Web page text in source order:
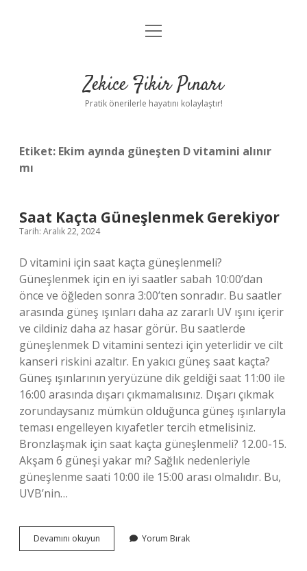
Anasayfa
Yasal Uyarı
menüyü
Zekice Fikir Pınarı
Pratik önerilerle hayatını kolaylaştır!
Etiket: Ekim ayında güneşten D vitamini alınır
mı
Saat Kaçta Güneşlenmek Gerekiyor
Tarih: Aralık 22, 2024
D vitamini için saat kaçta güneşlenmeli?
Güneşlenmek için en iyi saatler sabah 10:00’dan
önce ve öğleden sonra 3:00’ten sonradır. Bu saatler
arasında güneş ışınları daha az zararlı UV ışını içerir
ve cildiniz daha az hasar görür. Bu saatlerde
güneşlenmek D vitamini sentezi için yeterlidir ve cilt
kanseri riskini azaltır. En yakıcı güneş saat kaçta?
Güneş ışınlarının yeryüzüne dik geldiği saat 11:00 ile
16:00 arasında dışarı çıkmamalısınız. Dışarı çıkmak
zorundaysanız mümkün olduğunca güneş ışınlarıyla
teması engelleyen kıyafetler tercih etmelisiniz.
Bronzlaşmak için saat kaçta güneşlenmeli? 12.00-15.
Akşam 6 güneşi yakar mı? Sağlık nedenleriyle
güneşlenme saati 10:00 ile 15:00 arası olmalıdır. Bu,
UVB’nin…
Devamını okuyun
Kaçta
Yorum Bırak